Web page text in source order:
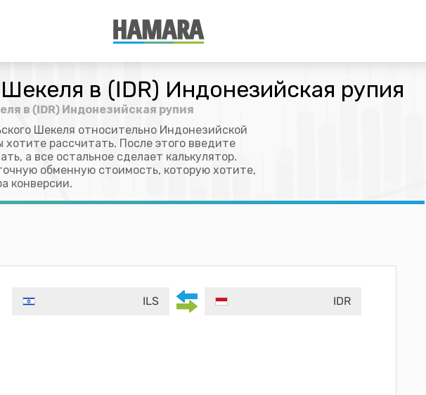
в (IDR) Индонезийская рупия
в (IDR) Индонезийская рупия
Шекеля относительно Индонезийской
рассчитать. После этого введите
а все остальное сделает калькулятор.
обменную стоимость, которую хотите,
конверсии.
ILS IDR